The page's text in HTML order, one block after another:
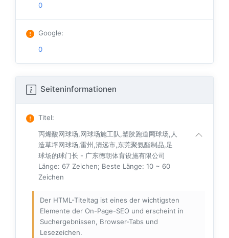
0
Google:
0
Seiteninformationen
Titel:
丙烯酸网球场,网球场施工队,塑胶跑道网球场,人
造草坪网球场,雷州,清远市,东莞聚氨酯制品,足
球场的球门长 - 广东德朝体育设施有限公司
Länge: 67 Zeichen; Beste Länge: 10 ~ 60
Zeichen
Der HTML-Titeltag ist eines der wichtigsten
Elemente der On-Page-SEO und erscheint in
Suchergebnissen, Browser-Tabs und
Lesezeichen.